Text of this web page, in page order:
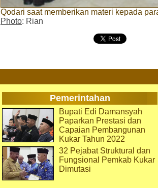
Qodari saat memberikan materi kepada
Photo: Rian
Pemerintahan
Bupati Edi Damansyah
Paparkan Prestasi dan
Capaian Pembangunan
Kukar Tahun 2022
32 Pejabat Struktural dan
Fungsional Pemkab Kukar
Dimutasi